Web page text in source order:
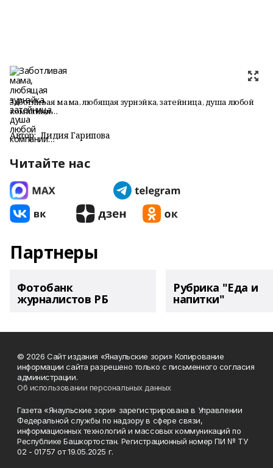
Заботливая мама, любящая зурнэйка, затейница, душа любой
компании…
Автор: Лидия Гарипова
Читайте нас
Партнеры
Фотобанк
журналистов РБ
Рубрика "Еда и
напитки"
© 2026 Сайт издания «Янаульские зори» Копирование
информации сайта разрешено только с письменного согласия
администрации.
Об использовании персональных данных
Газета «Янаульские зори» зарегистрирована в Управлении
Федеральной службы по надзору в сфере связи,
информационных технологий и массовых коммуникаций по
Республике Башкортостан. Регистрационный номер ПИ № ТУ
02 - 01757 от 19.05.2025 г.